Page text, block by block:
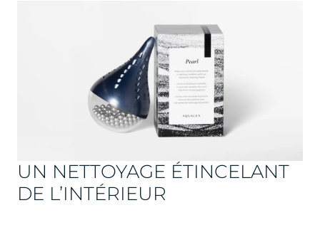
UN NETTOYAGE ÉTINCELANT
DE L’INTÉRIEUR